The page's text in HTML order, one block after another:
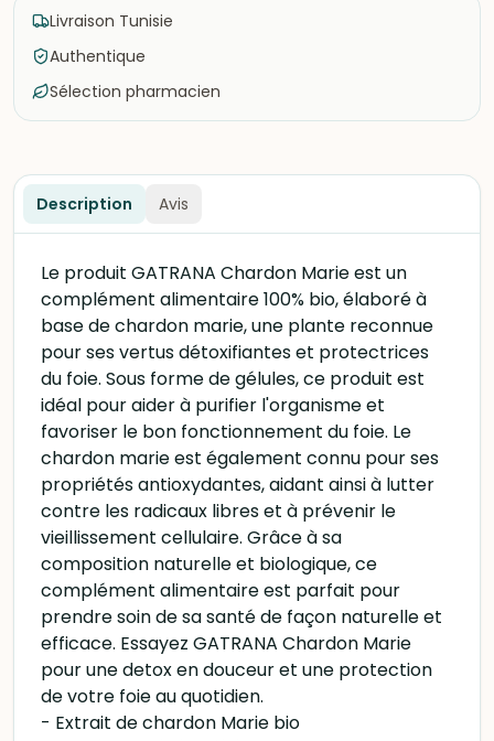
Livraison Tunisie
Authentique
Sélection pharmacien
Description Avis
Le produit GATRANA Chardon Marie est un
complément alimentaire 100% bio, élaboré à
base de chardon marie, une plante reconnue
pour ses vertus détoxifiantes et protectrices
du foie. Sous forme de gélules, ce produit est
idéal pour aider à purifier l'organisme et
favoriser le bon fonctionnement du foie. Le
chardon marie est également connu pour ses
propriétés antioxydantes, aidant ainsi à lutter
contre les radicaux libres et à prévenir le
vieillissement cellulaire. Grâce à sa
composition naturelle et biologique, ce
complément alimentaire est parfait pour
prendre soin de sa santé de façon naturelle et
efficace. Essayez GATRANA Chardon Marie
pour une detox en douceur et une protection
de votre foie au quotidien.
- Extrait de chardon Marie bio